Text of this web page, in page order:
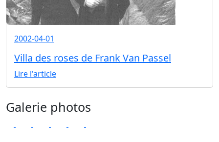
2002-04-01
Villa des roses de Frank Van Passel
Lire l'article
Galerie photos